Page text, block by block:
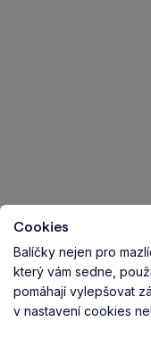
Cookies
Balíčky nejen pro
který vám sedne,
pomáhají vylepšovat
v nastavení cookies